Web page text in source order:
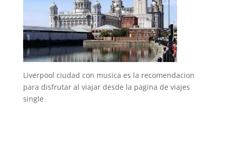
Liverpool ciudad con musica es la recomendacion
para disfrutar al viajar desde la pagina de viajes
single